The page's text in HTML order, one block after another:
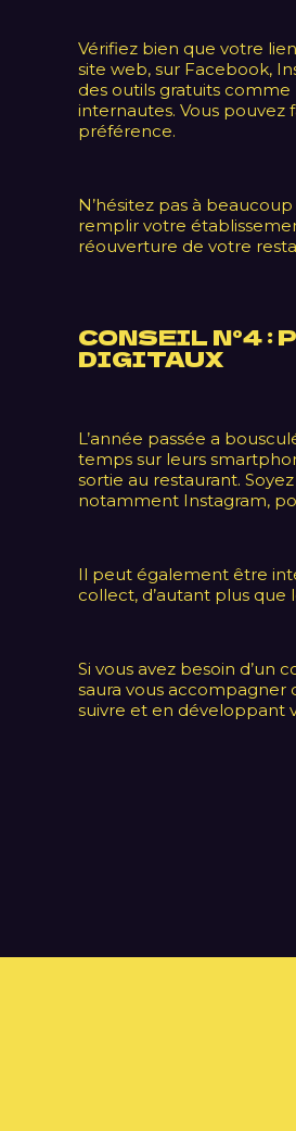
Vérifiez bien que votre
site web, sur Facebook,
des outils gratuits
internautes. Vous pouvez
préférence.
N’hésitez pas à
remplir votre
réouverture de votre
CONSEIL N°4 :
DIGITAUX
L’année passée a
temps sur leurs
sortie au restaurant.
notamment Instagram,
Il peut également être
collect, d’autant plus
Si vous avez besoin d’un
saura vous
suivre et en développant